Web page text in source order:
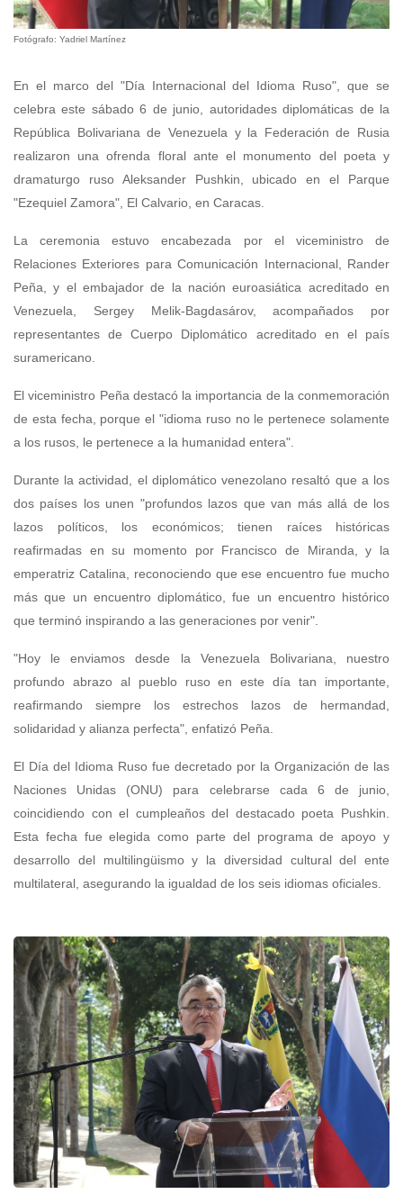
Fotógrafo: Yadriel Martínez
En el marco del "Día Internacional del Idioma Ruso", que se
celebra este sábado 6 de junio, autoridades diplomáticas de la
República Bolivariana de Venezuela y la Federación de Rusia
realizaron una ofrenda floral ante el monumento del poeta y
dramaturgo ruso Aleksander Pushkin, ubicado en el Parque
"Ezequiel Zamora", El Calvario, en Caracas.
La ceremonia estuvo encabezada por el viceministro de
Relaciones Exteriores para Comunicación Internacional, Rander
Peña, y el embajador de la nación euroasiática acreditado en
Venezuela, Sergey Melik-Bagdasárov, acompañados por
representantes de Cuerpo Diplomático acreditado en el país
suramericano.
El viceministro Peña destacó la importancia de la conmemoración
de esta fecha, porque el "idioma ruso no le pertenece solamente
a los rusos, le pertenece a la humanidad entera".
Durante la actividad, el diplomático venezolano resaltó que a los
dos países los unen "profundos lazos que van más allá de los
lazos políticos, los económicos; tienen raíces históricas
reafirmadas en su momento por Francisco de Miranda, y la
emperatriz Catalina, reconociendo que ese encuentro fue mucho
más que un encuentro diplomático, fue un encuentro histórico
que terminó inspirando a las generaciones por venir".
"Hoy le enviamos desde la Venezuela Bolivariana, nuestro
profundo abrazo al pueblo ruso en este día tan importante,
reafirmando siempre los estrechos lazos de hermandad,
solidaridad y alianza perfecta", enfatizó Peña.
El Día del Idioma Ruso fue decretado por la Organización de las
Naciones Unidas (ONU) para celebrarse cada 6 de junio,
coincidiendo con el cumpleaños del destacado poeta Pushkin.
Esta fecha fue elegida como parte del programa de apoyo y
desarrollo del multilingüismo y la diversidad cultural del ente
multilateral, asegurando la igualdad de los seis idiomas oficiales.